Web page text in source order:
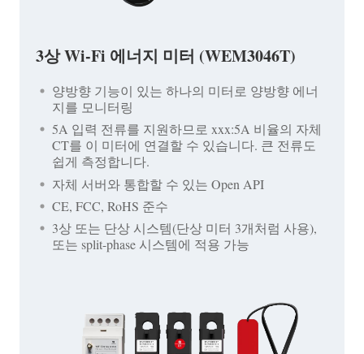
3상 Wi-Fi 에너지 미터 (WEM3046T)
양방향 기능이 있는 하나의 미터로 양방향 에너
지를 모니터링
5A 입력 전류를 지원하므로 xxx:5A 비율의 자체
CT를 이 미터에 연결할 수 있습니다. 큰 전류도
쉽게 측정합니다.
자체 서버와 통합할 수 있는 Open API
CE, FCC, RoHS 준수
3상 또는 단상 시스템(단상 미터 3개처럼 사용),
또는 split-phase 시스템에 적용 가능